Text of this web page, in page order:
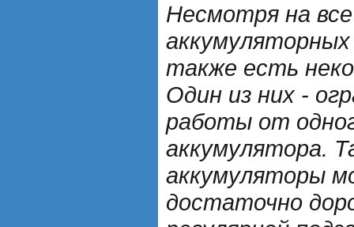
Несмотря на
также есть
Один из них -
работы от
аккумулятора.
аккумуляторы
достаточно